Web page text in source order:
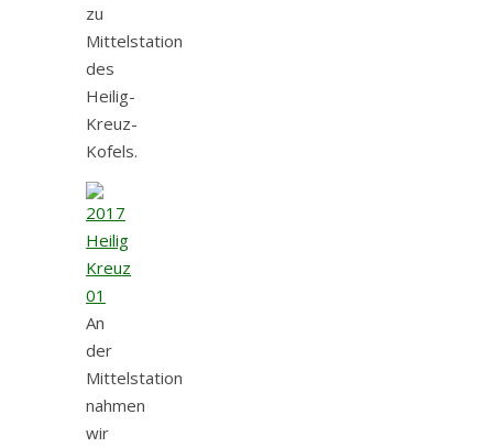
zu
Mittelstation
des
Heilig-
Kreuz-
Kofels.
An
der
Mittelstation
nahmen
wir